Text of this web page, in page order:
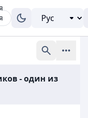
- один из